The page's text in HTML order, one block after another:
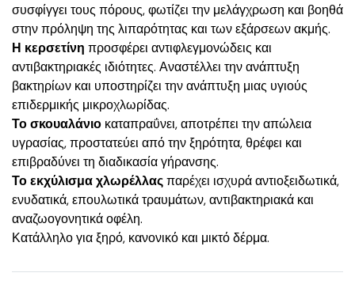
συσφίγγει τους πόρους, φωτίζει την μελάγχρωση και βοηθά
στην πρόληψη της λιπαρότητας και των εξάρσεων ακμής.
Η κερσετίνη προσφέρει αντιφλεγμονώδεις και
αντιβακτηριακές ιδιότητες. Αναστέλλει την ανάπτυξη
βακτηρίων και υποστηρίζει την ανάπτυξη μιας υγιούς
επιδερμικής μικροχλωρίδας.
Το σκουαλάνιο καταπραΰνει, αποτρέπει την απώλεια
υγρασίας, προστατεύει από την ξηρότητα, θρέφει και
επιβραδύνει τη διαδικασία γήρανσης.
Το εκχύλισμα χλωρέλλαςπαρέχει ισχυρά αντιοξειδωτικά,
ενυδατικά, επουλωτικά τραυμάτων, αντιβακτηριακά και
αναζωογονητικά οφέλη.
Κατάλληλο για ξηρό, κανονικό και μικτό δέρμα.